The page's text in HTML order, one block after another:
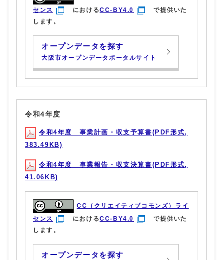
センス
におけるCC-BY4.0
で提供いた
します。
オープンデータを探す
大阪市オープンデータポータルサイト
令和4年度
令和4年度 事業計画・収支予算書(PDF形式,
383.49KB)
令和4年度 事業報告・収支決算書(PDF形式,
41.06KB)
CC（クリエイティブコモンズ）ライ
センス
におけるCC-BY4.0
で提供いた
します。
オープンデータを探す